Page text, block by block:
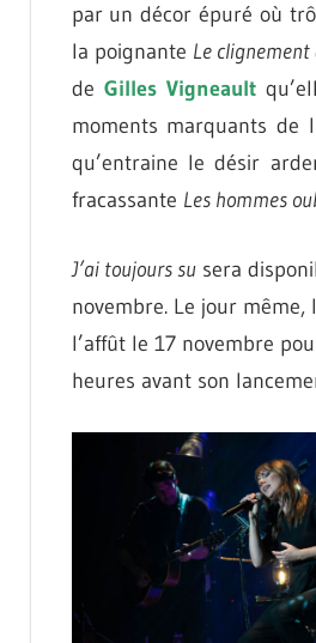
par un décor épuré où
la poignante Le
de Gilles Vigneault
moments marquants de
qu’entraine le désir
fracassante Les hommes
J’ai toujours susera
novembre. Le jour
l’affût le 17 novembre
heures avant son